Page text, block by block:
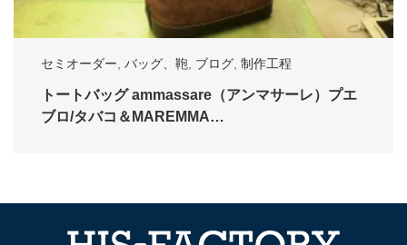
セミオーダー バッグ、鞄 ブログ 制作工程
トートバッグ ammassare（アンマサーレ）プエ
ブロ/タバコ＆MAREMMA…